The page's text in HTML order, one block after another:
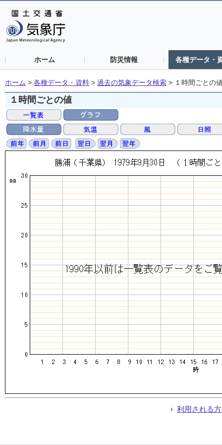
ホーム 防災情報 各種データ・
ホーム > 各種データ・資料 > 過去の気象データ検索 > １時間ごとの
１時間ごとの値
利用される